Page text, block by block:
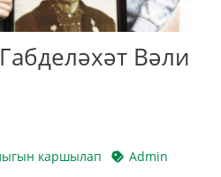
Вәли
каршылап
Admin